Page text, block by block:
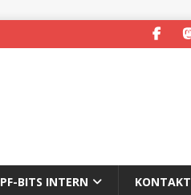
PF-BITS INTERN KONTAKT